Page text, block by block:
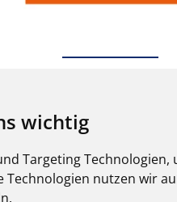
wichtig
Targeting
Technologien nutzen wir